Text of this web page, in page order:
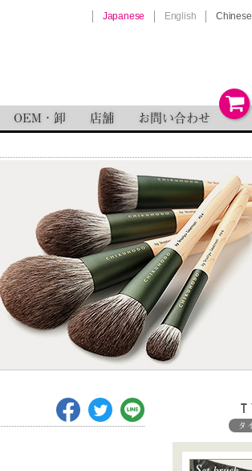
Japanese English Chinese
OEM・卸 店舗 お問い合わせ
タ